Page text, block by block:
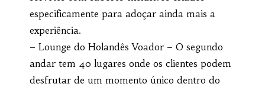
especificamente para adoçar ainda mais a
experiência.
– Lounge do Holandês Voador – O segundo
andar tem 40 lugares onde os clientes podem
desfrutar de um momento único dentro do